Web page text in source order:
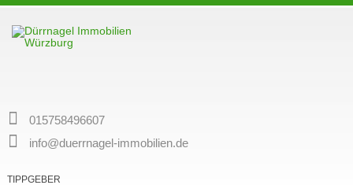
015758496607
info@duerrnagel-immobilien.de
TIPPGEBER